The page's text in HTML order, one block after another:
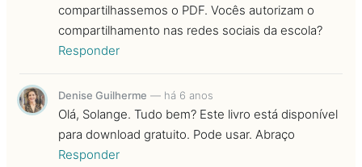
compartilhassemos o PDF. Vocês autorizam o
compartilhamento nas redes sociais da escola?
Responder
Denise Guilherme — há 6 anos
Olá, Solange. Tudo bem? Este livro está disponível
para download gratuito. Pode usar. Abraço
Responder